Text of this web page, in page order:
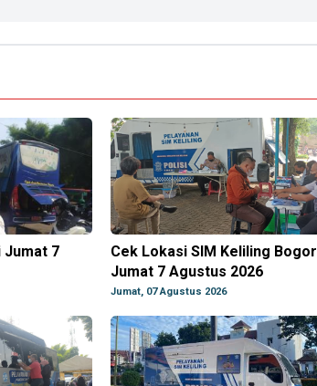
Jumat 7
Cek Lokasi SIM Keliling Bogor
Jumat 7 Agustus 2026
Jumat, 07 Agustus 2026